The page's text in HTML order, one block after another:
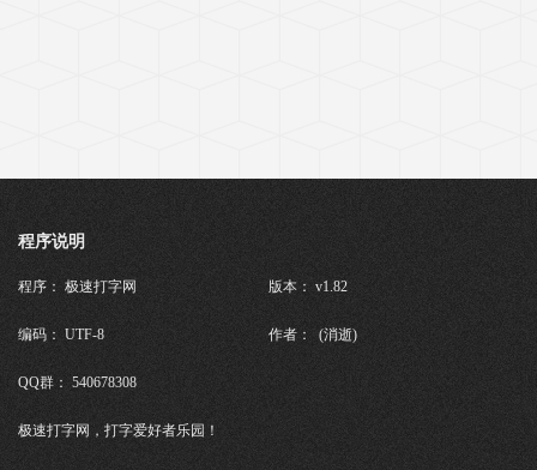
程序说明
程序： 极速打字网 版本： v1.82
编码： UTF-8 作者： (消逝)
QQ群： 540678308
极速打字网，打字爱好者乐园！